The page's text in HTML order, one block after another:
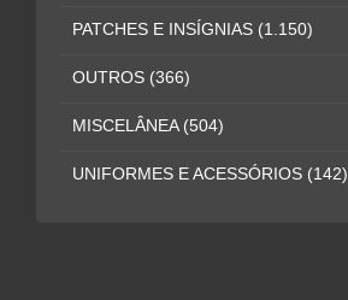
PATCHES E INSÍGNIAS (1.150)
OUTROS (366)
MISCELÂNEA (504)
UNIFORMES E ACESSÓRIOS (142)